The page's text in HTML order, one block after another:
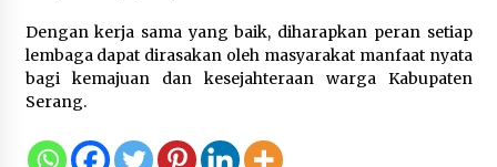
Dengan kerja sama yang baik, diharapkan peran setiap
lembaga dapat dirasakan oleh masyarakat manfaat nyata
bagi kemajuan dan kesejahteraan warga Kabupaten
Serang.